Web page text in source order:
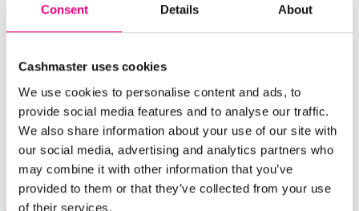
Consent Details About
Cashmaster uses cookies
We use cookies to personalise content and ads, to
provide social media features and to analyse our traffic.
We also share information about your use of our site with
our social media, advertising and analytics partners who
may combine it with other information that you’ve
provided to them or that they’ve collected from your use
of their services.
de caisse détaillés grâce à l'imprimante
intégrée en option.